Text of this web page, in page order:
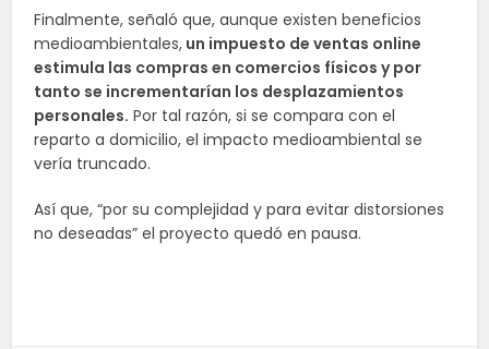
Finalmente, señaló que, aunque existen beneficios
medioambientales, un impuesto de ventas online
estimula las compras en comercios físicos y por
tanto se incrementarían los desplazamientos
personales. Por tal razón, si se compara con el
reparto a domicilio, el impacto medioambiental se
vería truncado.
Así que, “por su complejidad y para evitar distorsiones
no deseadas” el proyecto quedó en pausa.